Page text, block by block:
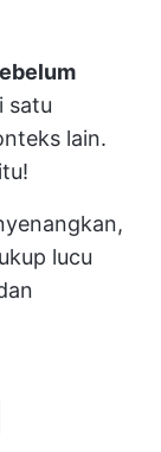
satu
lain.
lucu